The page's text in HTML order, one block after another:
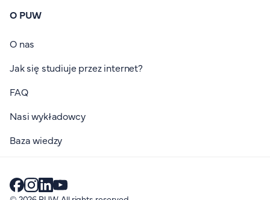
O PUW
O nas
Jak się studiuje przez internet?
FAQ
Nasi wykładowcy
Baza wiedzy